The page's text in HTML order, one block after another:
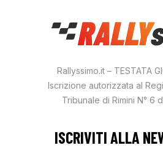
Rallyssimo.it – TESTATA
Iscrizione autorizzata al
Tribunale di Rimini N° 6
ISCRIVITI ALLA